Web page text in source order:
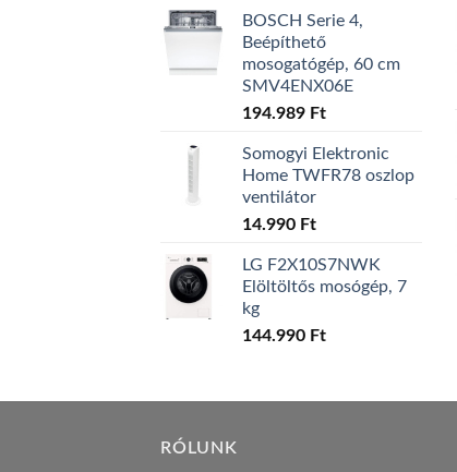
BOSCH Serie 4,
Beépíthető
mosogatógép, 60 cm
SMV4ENX06E
194.989 Ft
Somogyi Elektronic
Home TWFR78 oszlop
ventilátor
14.990 Ft
LG F2X10S7NWK
Elöltöltős mosógép, 7
kg
144.990 Ft
RÓLUNK